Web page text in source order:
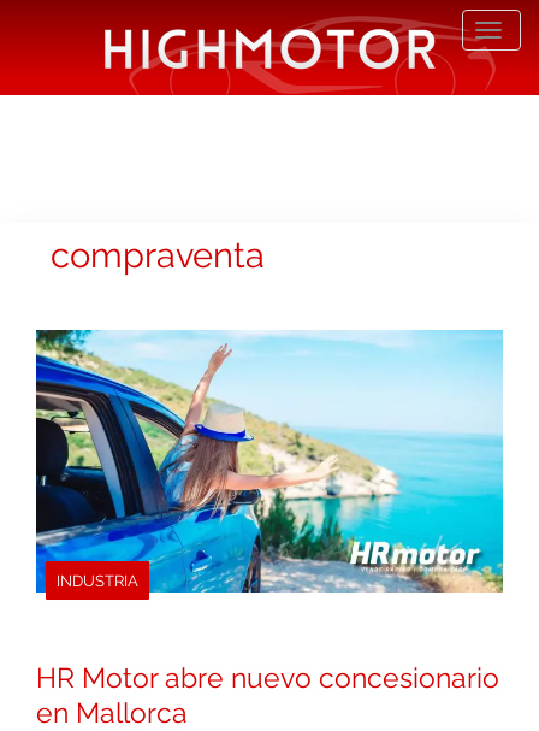
compraventa
INDUSTRIA
HR Motor abre nuevo concesionario
en Mallorca